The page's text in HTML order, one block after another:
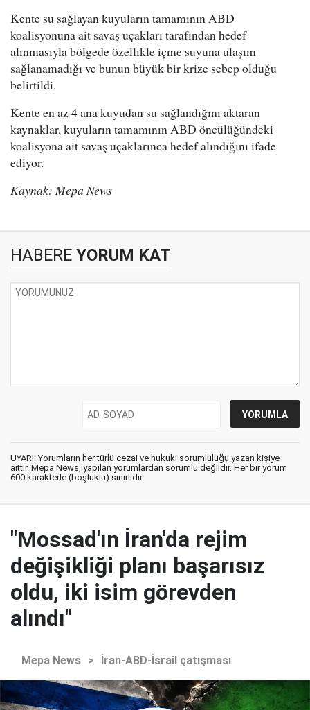
Kente su sağlayan kuyuların tamamının ABD
koalisyonuna ait savaş uçakları tarafından hedef
alınmasıyla bölgede özellikle içme suyuna ulaşım
sağlanamadığı ve bunun büyük bir krize sebep olduğu
belirtildi.
Kente en az 4 ana kuyudan su sağlandığını aktaran
kaynaklar, kuyuların tamamının ABD öncülüğündeki
koalisyona ait savaş uçaklarınca hedef alındığını ifade
ediyor.
Kaynak: Mepa News
HABERE YORUM KAT
UYARI: Yorumların her türlü cezai ve hukuki sorumluluğu yazan kişiye
aittir. Mepa News, yapılan yorumlardan sorumlu değildir. Her bir yorum
600 karakterle (boşluklu) sınırlıdır.
"Mossad'ın İran'da rejim
değişikliği planı başarısız
oldu, iki isim görevden
alındı"
Mepa News > İran-ABD-İsrail çatışması